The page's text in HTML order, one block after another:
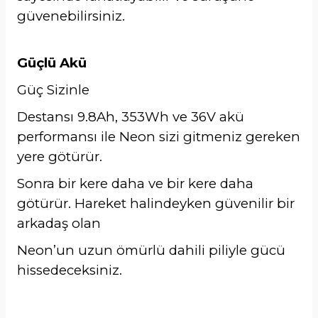
güvenebilirsiniz.
Güçlü Akü
Güç Sizinle
Destansı 9.8Ah, 353Wh ve 36V akü
performansı ile Neon sizi gitmeniz gereken
yere götürür.
Sonra bir kere daha ve bir kere daha
götürür. Hareket halindeyken güvenilir bir
arkadaş olan
Neon’un uzun ömürlü dahili piliyle gücü
hissedeceksiniz.